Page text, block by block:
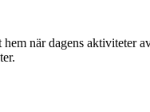
när dagens aktiviteter